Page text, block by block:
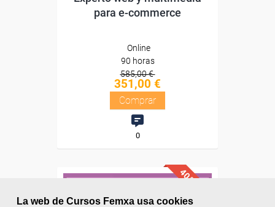
La web de Cursos Femxa usa cookies
para e-commerce
Online
90 horas
585,00 €
351,00 €
Comprar
0
40% DTO.